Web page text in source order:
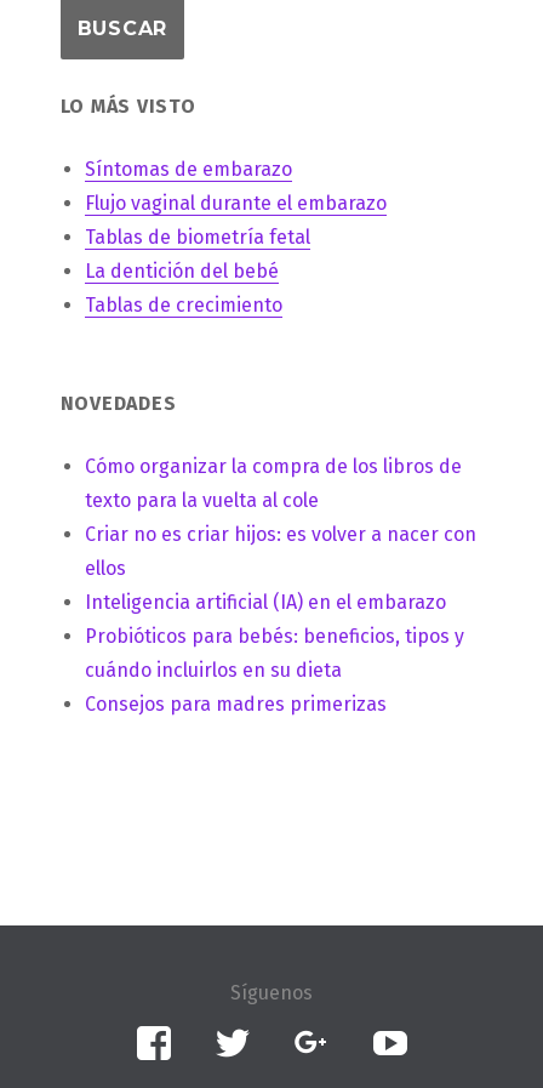
LO MÁS VISTO
Síntomas de embarazo
Flujo vaginal durante el embarazo
Tablas de biometría fetal
La dentición del bebé
Tablas de crecimiento
NOVEDADES
Cómo organizar la compra de los libros de
texto para la vuelta al cole
Criar no es criar hijos: es volver a nacer con
ellos
Inteligencia artificial (IA) en el embarazo
Probióticos para bebés: beneficios, tipos y
cuándo incluirlos en su dieta
Consejos para madres primerizas
Facebook Twitter Google+